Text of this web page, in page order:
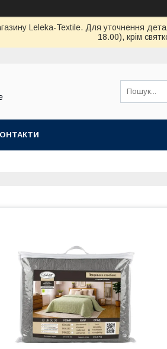
Leleka-Textile. Для уточнення
18.00), крім